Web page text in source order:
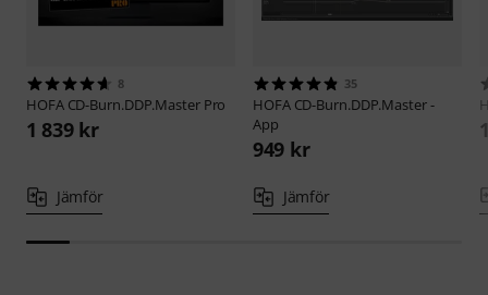
8
HOFA CD-Burn.DDP.Master Pro
1 839 kr
Jämför
35
HOFA CD-Burn.DDP.Master -
App
949 kr
Jämför